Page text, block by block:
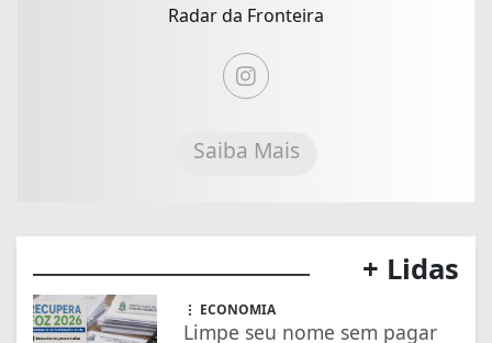
Radar da Fronteira
Saiba Mais
+ Lidas
ECONOMIA
Limpe seu nome sem pagar